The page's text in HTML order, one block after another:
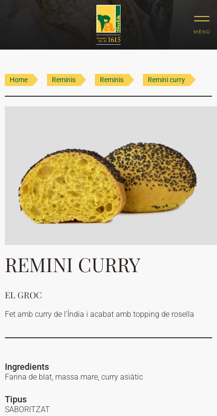
Home Reminis Reminis Remini curry
REMINI CURRY
EL GROC
Fet amb curry de l’Índia i acabat amb topping de rosella
Ingredients
Farina de blat, massa mare, curry asiàtic
Tipus
SABORITZAT